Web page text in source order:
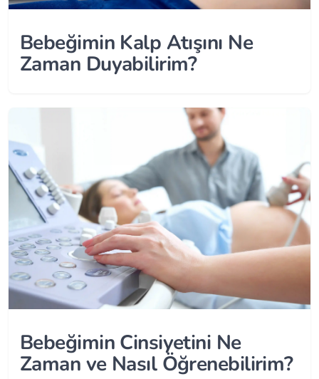
Bebeğimin Kalp Atışını Ne
Zaman Duyabilirim?
Bebeğimin Cinsiyetini Ne
Zaman ve Nasıl Öğrenebilirim?